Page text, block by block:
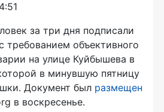
за три дня подписали
требованием объективного
на улице Куйбышева в
в минувшую пятницу
Документ был размещен
в воскресенье.